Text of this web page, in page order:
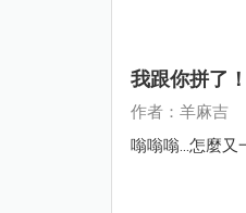
我跟你拼了！
作者：羊麻吉
嗡嗡嗡...怎麼又